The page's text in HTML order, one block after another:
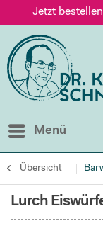
Jetzt
Versand
Jetzt
Menü
Übersicht
Lurch